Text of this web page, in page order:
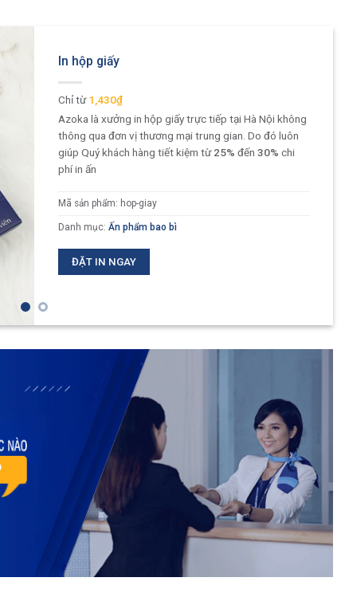
In hộp giấy
1,430₫
Azoka là xưởng in hộp giấy trực tiếp tại Hà Nội không
thông qua đơn vị thương mại trung gian. Do đó luôn
giúp Quý khách hàng tiết kiệm từ25% đến 30% chi
phí in ấn
Mã sản phẩm: hop-giay
Danh mục: Ấn phẩm bao bì
ĐẶT IN NGAY